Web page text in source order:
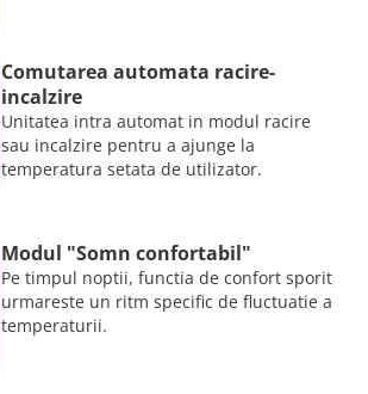
Comutarea automata racire-
incalzire
Unitatea intra automat in modul racire
sau incalzire pentru a ajunge la
temperatura setata de utilizator.
Modul "Somn confortabil"
Pe timpul noptii, functia de confort sporit
urmareste un ritm specific de fluctuatie a
temperaturii.